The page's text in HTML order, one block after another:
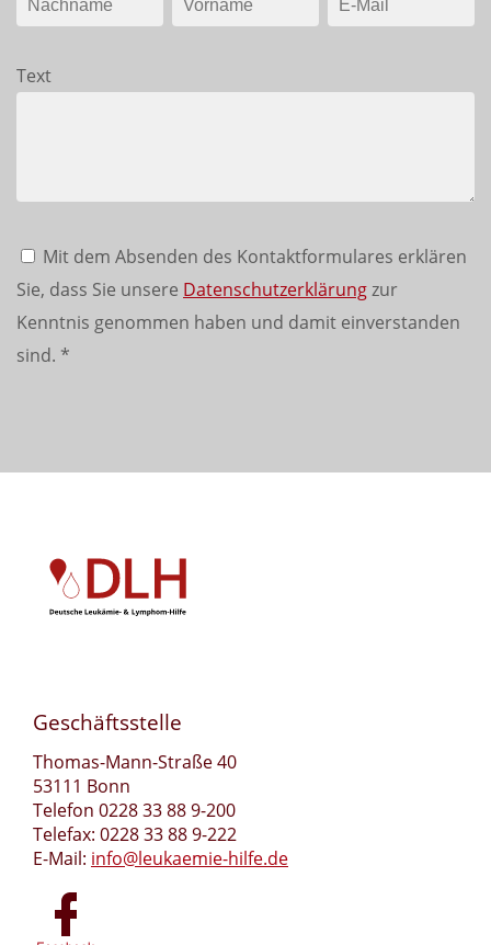
Text
Mit dem Absenden des Kontaktformulares erklären
Sie, dass Sie unsere Datenschutzerklärungzur
Kenntnis genommen haben und damit einverstanden
sind. *
Geschäftsstelle
Thomas-Mann-Straße 40
53111 Bonn
Telefon 0228 33 88 9-200
Telefax: 0228 33 88 9-222
E-Mail: info@leukaemie-hilfe.de